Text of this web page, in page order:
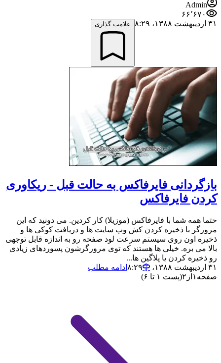
Admin
۶۶٬۶۷۰
۳۱ اردیبهشت ۱۳۸۸،‏ ۸:۲۹
علامت گذاری
بازگردانی فایرفاکس به حالت قبل - ریکاوری
کردن فایرفاکس
حتما همه شما با فایرفاکس (موزیلا) کار کردین. می دونید که این
مرورگر با ذخیره کردن کش وب سایت ها و دریافت کوکی ها و
ذخیره اون روی سیستم سرعت لود صفحه رو به اندازه قابل توجهی
بالا می بره. خیلی ها هستند که توی مرورگرشون پسوردهای زیادی
رو ذخیره کردن یا پلاگین ها...
۳۱ اردیبهشت ۱۳۸۸،‏ ۸:۲۹
ادامه مطلب
صفحه ۱ از ۲(پست ۱ تا ۶)